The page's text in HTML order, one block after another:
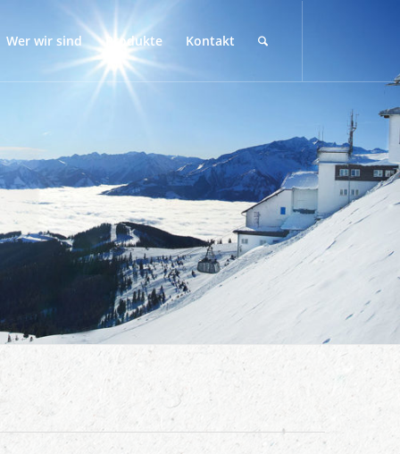
Wer wir sind Produkte Kontakt